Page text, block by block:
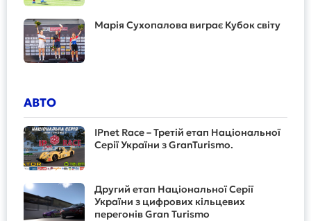
Марія Сухопалова виграє Кубок світу
АВТО
IPnet Race – Третій етап Національної
Серії України з GranTurismo.
Другий етап Національної Серії
України з цифрових кільцевих
перегонів Gran Turismo